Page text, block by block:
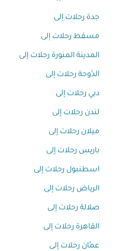
جدة رحلات إلى
مسقط رحلات إلى
المدينة المنورة رحلات إلى
الدّوحة رحلات إلى
دبي رحلات إلى
لندن رحلات إلى
ميلان رحلات إلى
باريس رحلات إلى
اسطنبول رحلات إلى
الرياض رحلات إلى
صلالة رحلات إلى
القاهرة رحلات إلى
عمّان رحلات إلى